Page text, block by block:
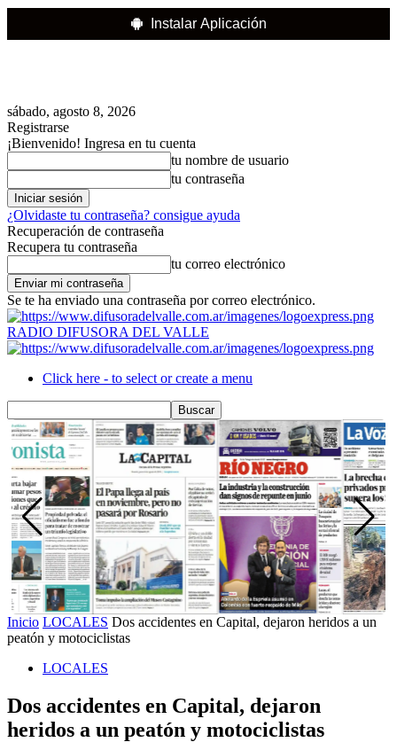
Instalar Aplicación
sábado, agosto 8, 2026
Registrarse
¡Bienvenido! Ingresa en tu cuenta
tu nombre de usuario
tu contraseña
¿Olvidaste tu contraseña? consigue ayuda
Recuperación de contraseña
Recupera tu contraseña
tu correo electrónico
Se te ha enviado una contraseña por correo electrónico.
RADIO DIFUSORA DEL VALLE
Click here - to select or create a menu
Inicio LOCALES Dos accidentes en Capital, dejaron heridos a un
peatón y motociclistas
LOCALES
Dos accidentes en Capital, dejaron
heridos a un peatón y motociclistas